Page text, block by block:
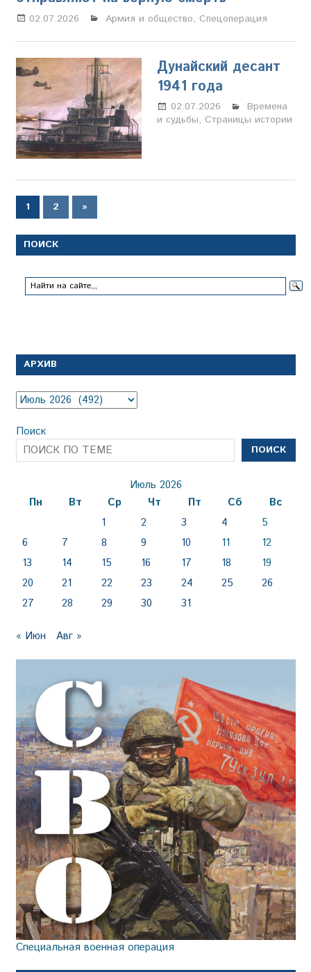
02.07.2026 Марина Щербакова
Армия и общество, Спецоперация
Дунайский десант
1941 года
02.07.2026
Марина
Щербакова
Времена
и судьбы, Страницы истории
Пагинация
1 2
Следующие
записи
»
ПОИСК
АРХИВ
Архив
Поиск
ПОИСК
Июль 2026
Пн
Вт Ср Чт Пт Сб
Вс
1
2 3 4
5
6
7 8 9 10 11
12
13
14 15 16 17 18
19
20
21 22 23 24 25
26
27
28 29 30 31
« Июн Авг »
Специальная военная операция